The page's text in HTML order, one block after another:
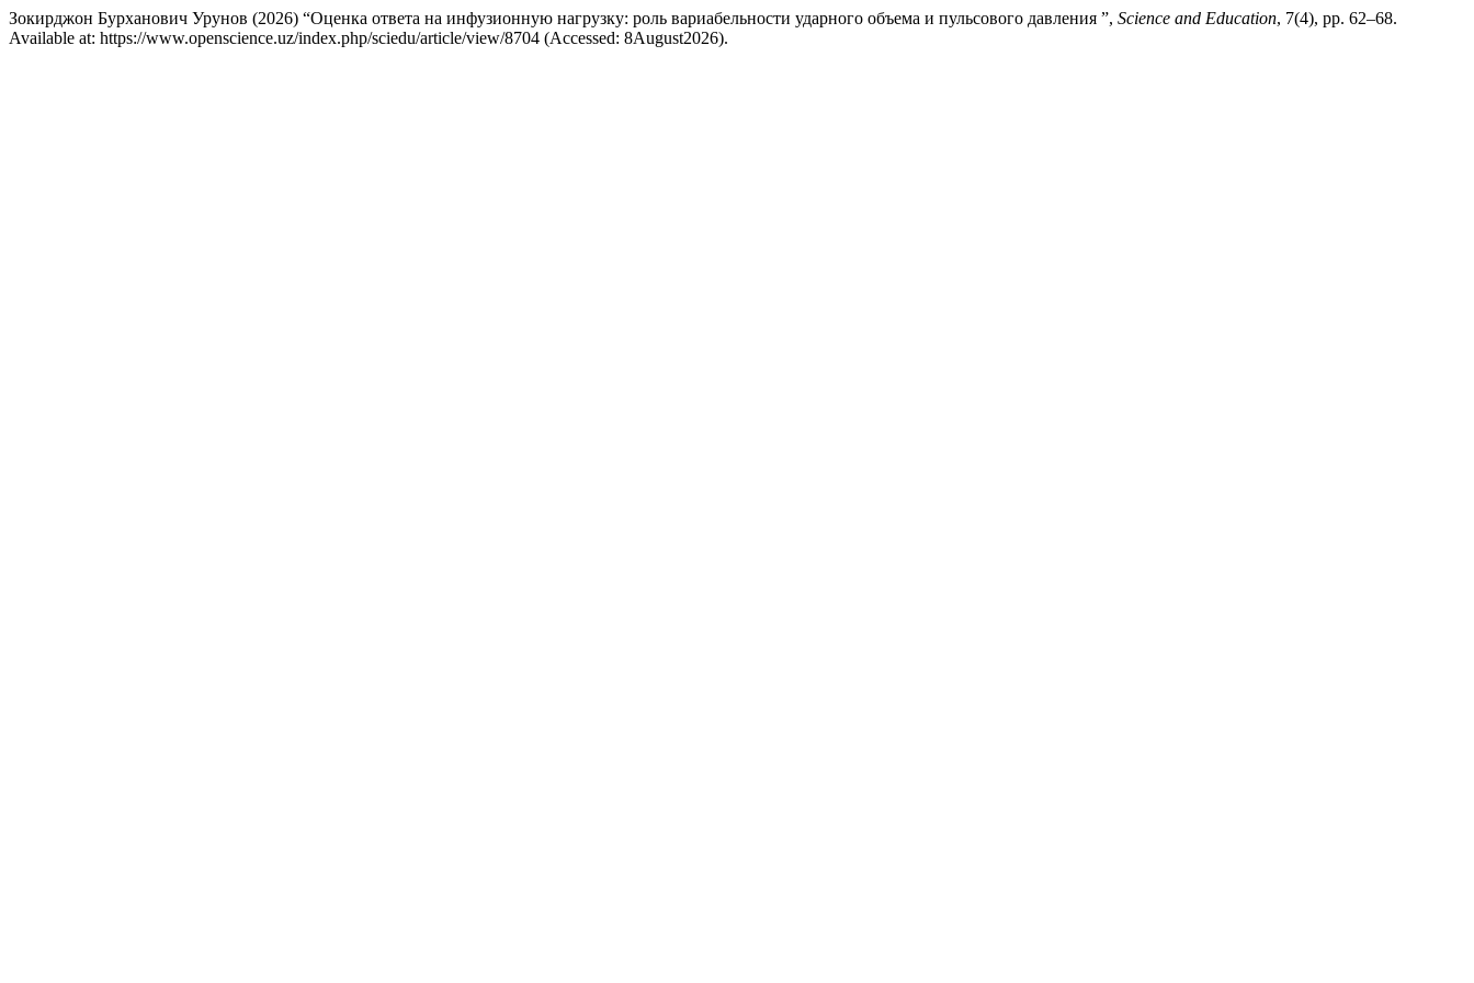
Зокирджон Бурханович Урунов (2026) “Оценка ответа на инфузионную нагрузку: роль вариабельности ударного объема и пульсового давления ”, Science and Education, 7(4), pp. 62–68.
Available at: https://www.openscience.uz/index.php/sciedu/article/view/8704 (Accessed: 8August2026).